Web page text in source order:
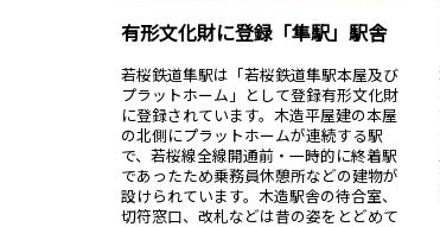
有形文化財に登録「隼駅」駅舎
若桜鉄道隼駅は「若桜鉄道隼駅本屋及び
プラットホーム」として登録有形文化財
に登録されています。木造平屋建の本屋
の北側にプラットホームが連続する駅
で、若桜線全線開通前・一時的に終着駅
であったため乗務員休憩所などの建物が
設けられています。木造駅舎の待合室、
切符窓口、改札などは昔の姿をとどめて